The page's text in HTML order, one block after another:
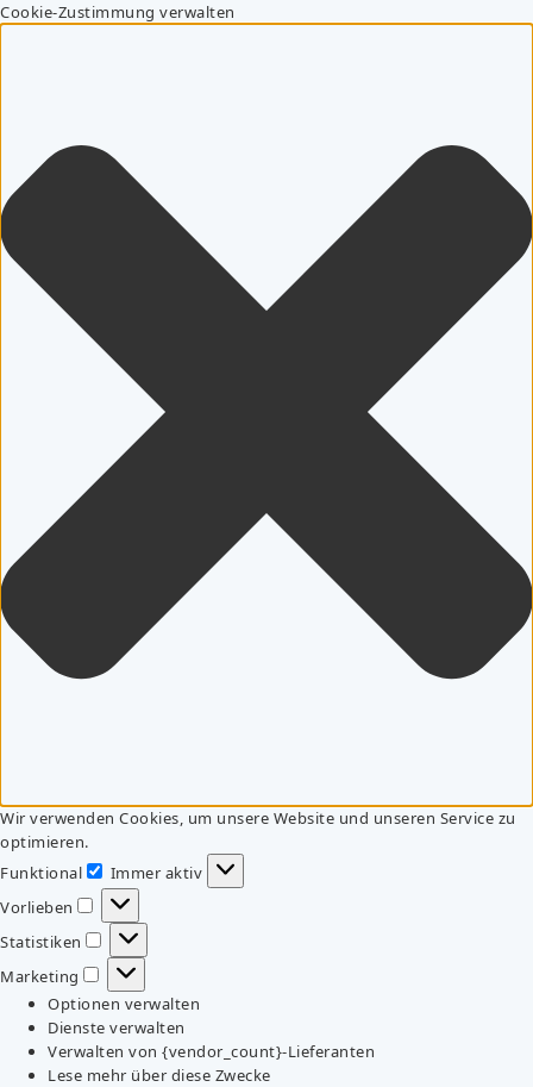
Cookie-Zustimmung verwalten
Wir verwenden Cookies, um unsere Website und unseren Service zu
optimieren.
Funktional
Funktional
Immer aktiv
Vorlieben
Vorlieben
Statistiken
Statistiken
Marketing
Marketing
Optionen verwalten
Dienste verwalten
Verwalten von {vendor_count}-Lieferanten
Lese mehr über diese Zwecke